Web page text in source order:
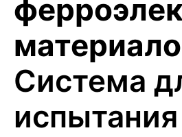
Система
испытания